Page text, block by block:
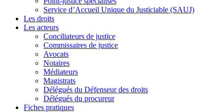
Service d’Accueil Unique du Justiciable (SAUJ)
Les droits
Les acteurs
Conciliateurs de justice
Commissaires de justice
Avocats
Notaires
Médiateurs
Magistrats
Délégués du Défenseur des droits
Délégués du procureur
Fiches pratiques